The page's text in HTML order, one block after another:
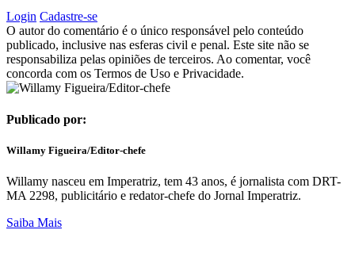
Login Cadastre-se
O autor do comentário é o único responsável pelo conteúdo
publicado, inclusive nas esferas civil e penal. Este site não se
responsabiliza pelas opiniões de terceiros. Ao comentar, você
concorda com os Termos de Uso e Privacidade.
Publicado por:
Willamy Figueira/Editor-chefe
Willamy nasceu em Imperatriz, tem 43 anos, é jornalista com DRT-
MA 2298, publicitário e redator-chefe do Jornal Imperatriz.
Saiba Mais